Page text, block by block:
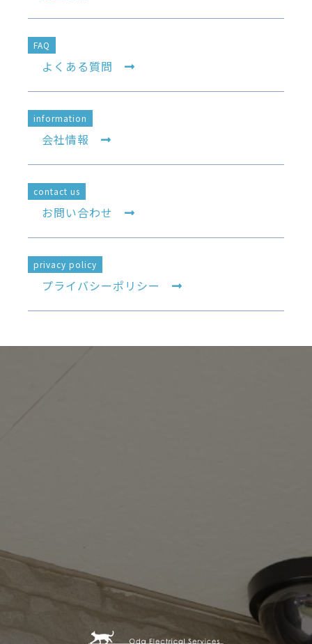
FAQ
よくある質問
information
会社情報
contact us
お問い合わせ
privacy policy
プライバシーポリシー